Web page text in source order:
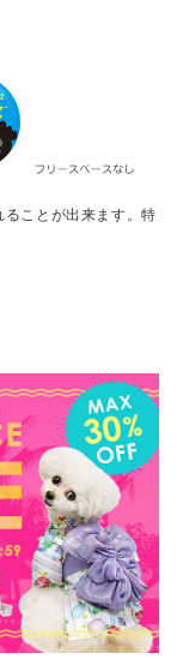
ことが出来ます。特